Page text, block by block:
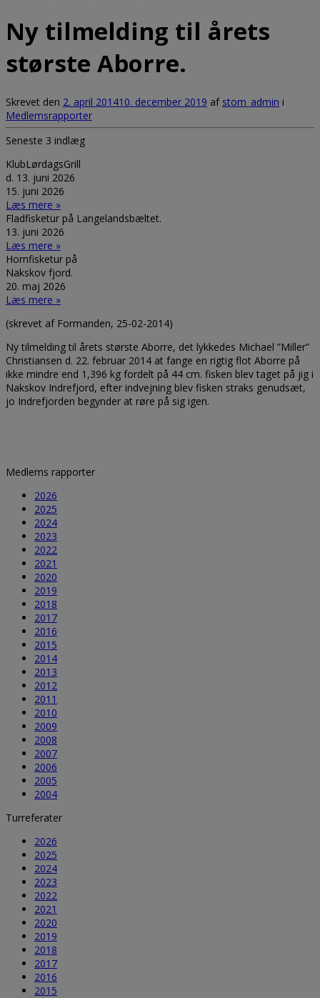
Ny tilmelding til årets
største Aborre.
Skrevet den 2. april 201410. december 2019 af stom_admin i
Medlemsrapporter
Seneste 3 indlæg
KlubLørdagsGrill
d. 13. juni 2026
15. juni 2026
Læs mere »
Fladfisketur på Langelandsbæltet.
13. juni 2026
Læs mere »
Hornfisketur på
Nakskov fjord.
20. maj 2026
Læs mere »
(skrevet af Formanden, 25-02-2014)
Ny tilmelding til årets største Aborre, det lykkedes Michael ”Miller”
Christiansen d. 22. februar 2014 at fange en rigtig flot Aborre på
ikke mindre end 1,396 kg fordelt på 44 cm. fisken blev taget på jig i
Nakskov Indrefjord, efter indvejning blev fisken straks genudsæt,
jo Indrefjorden begynder at røre på sig igen.
Medlems rapporter
2026
2025
2024
2023
2022
2021
2020
2019
2018
2017
2016
2015
2014
2013
2012
2011
2010
2009
2008
2007
2006
2005
2004
Turreferater
2026
2025
2024
2023
2022
2021
2020
2019
2018
2017
2016
2015